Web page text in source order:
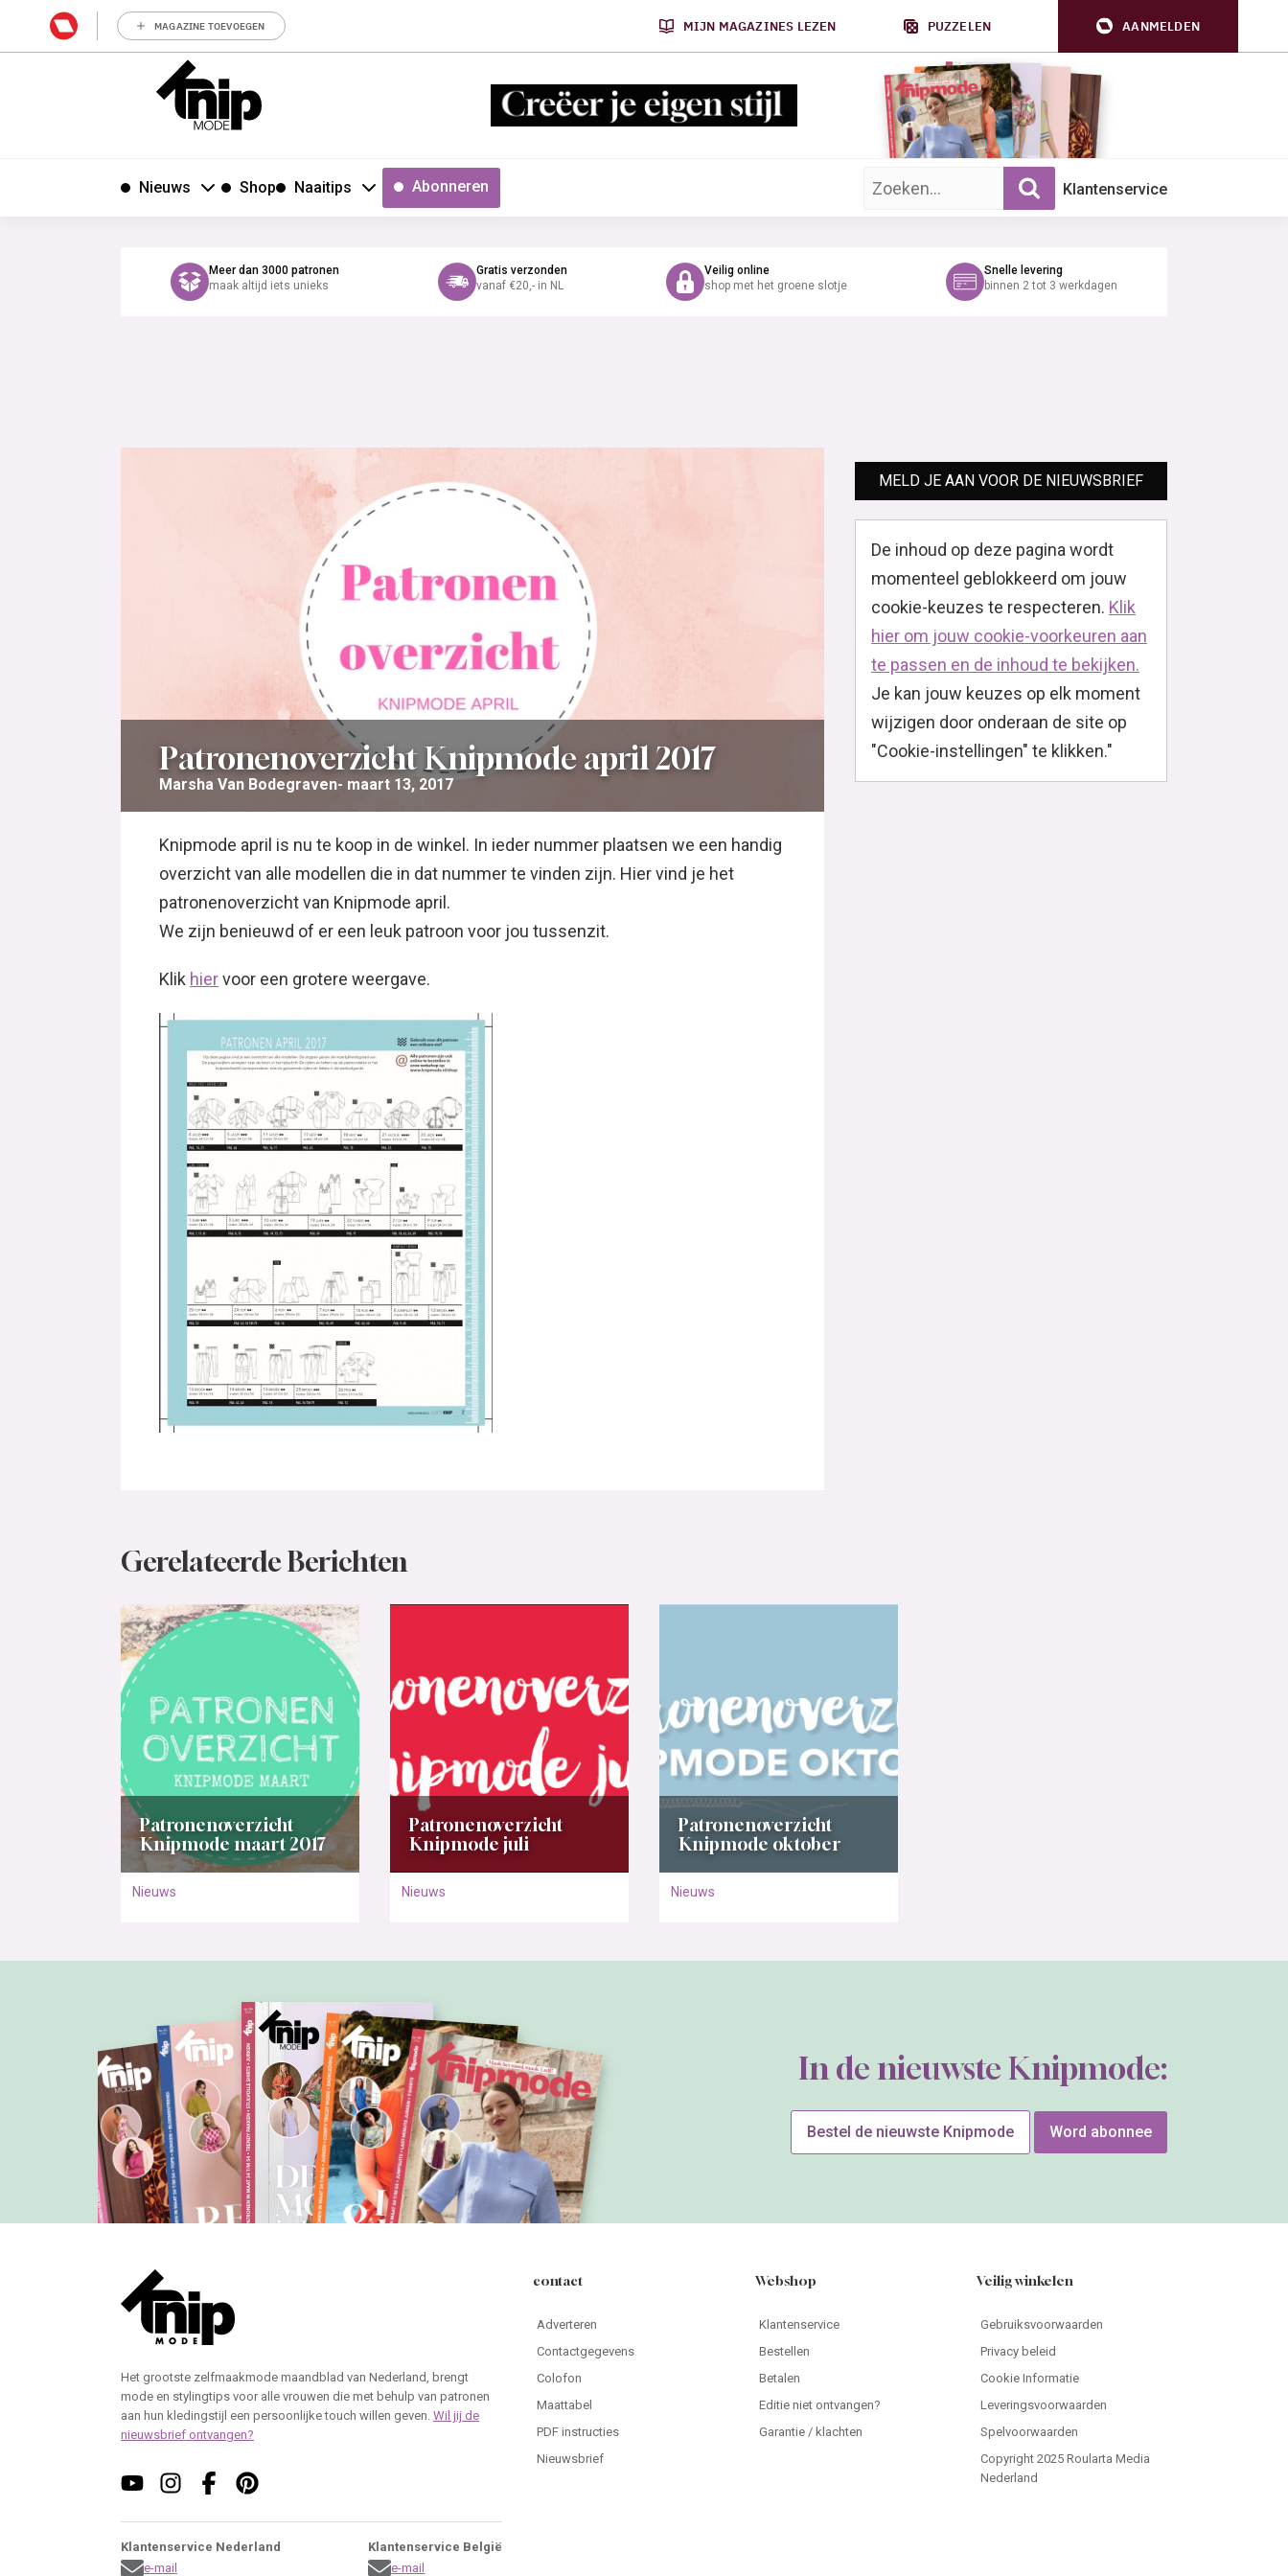
MAGAZINE TOEVOEGEN MIJN MAGAZINES LEZEN PUZZELEN AANMELDEN
Nieuws Shop Naaitips Abonneren Zoek op trefwoord: Klantenservice
Meer dan 3000 patronen
maak altijd iets unieks
Gratis verzonden
vanaf €20,- in NL
Veilig online
shop met het groene slotje
Snelle levering
binnen 2 tot 3 werkdagen
Patronenoverzicht Knipmode april 2017
Marsha Van Bodegraven maart 13, 2017
Knipmode april is nu te koop in de winkel. In ieder nummer plaatsen we een handig
overzicht van alle modellen die in dat nummer te vinden zijn. Hier vind je het
patronenoverzicht van Knipmode april.
We zijn benieuwd of er een leuk patroon voor jou tussenzit.
Klik hiervoor een grotere weergave.
MELD JE AAN VOOR DE NIEUWSBRIEF
De inhoud op deze pagina wordt
momenteel geblokkeerd om jouw
cookie-keuzes te respecteren. Klik
hier om jouw cookie-voorkeuren aan
te passen en de inhoud te bekijken.
Je kan jouw keuzes op elk moment
wijzigen door onderaan de site op
"Cookie-instellingen" te klikken."
Gerelateerde Berichten
Patronenoverzicht
Knipmode maart 2017
Nieuws
Patronenoverzicht
Knipmode juli
Nieuws
Patronenoverzicht
Knipmode oktober
Nieuws
In de nieuwste Knipmode:
Bestel de nieuwste Knipmode Word abonnee
Het grootste zelfmaakmode maandblad van Nederland, brengt
mode en stylingtips voor alle vrouwen die met behulp van patronen
aan hun kledingstijl een persoonlijke touch willen geven. Wil jij de
nieuwsbrief ontvangen?
Klantenservice Nederland
e-mail
Klantenservice België
e-mail
contact
Adverteren
Contactgegevens
Colofon
Maattabel
PDF instructies
Nieuwsbrief
Webshop
Klantenservice
Bestellen
Betalen
Editie niet ontvangen?
Garantie / klachten
Veilig winkelen
Gebruiksvoorwaarden
Privacy beleid
Cookie Informatie
Leveringsvoorwaarden
Spelvoorwaarden
Copyright 2025 Roularta Media
Nederland